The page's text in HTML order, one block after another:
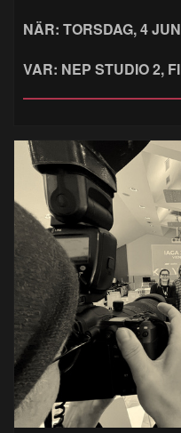
NÄR: TORSDAG, 4
VAR: NEP STUDIO 2,